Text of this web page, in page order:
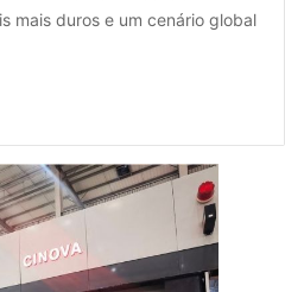
mais duros e um cenário global